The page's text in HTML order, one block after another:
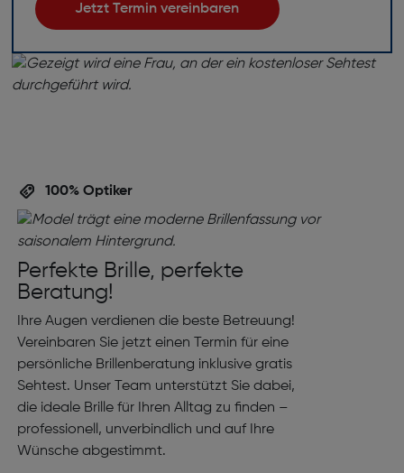
Jetzt Termin vereinbaren
100% Optiker
Perfekte Brille, perfekte
Beratung!
Ihre Augen verdienen die beste Betreuung!
Vereinbaren Sie jetzt einen Termin für eine
persönliche Brillenberatung inklusive gratis
Sehtest. Unser Team unterstützt Sie dabei,
die ideale Brille für Ihren Alltag zu finden –
professionell, unverbindlich und auf Ihre
Wünsche abgestimmt.